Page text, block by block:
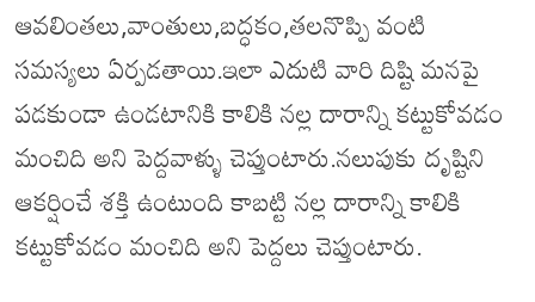
ఆవలింతలు,వాంతులు,బద్ధకం,తలనొప్పి వంటి
సమస్యలు ఏర్పడతాయి.ఇలా ఎదుటి వారి దిష్టి మనపై
పడకుండా ఉండటానికి కాలికి నల్ల దారాన్ని కట్టుకోవడం
మంచిది అని పెద్దవాళ్ళు చెప్తుంటారు.నలుపుకు దృష్టిని
ఆకర్షించే శక్తి ఉంటుంది కాబట్టి నల్ల దారాన్ని కాలికి
కట్టుకోవడం మంచిది అని పెద్దలు చెప్తుంటారు.